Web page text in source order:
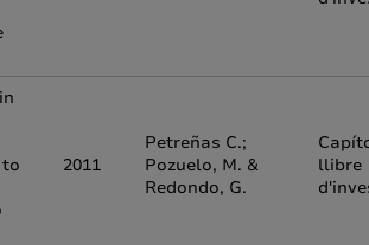
2011
Petreñas C.;
Pozuelo, M. &
Redondo, G.
llibre